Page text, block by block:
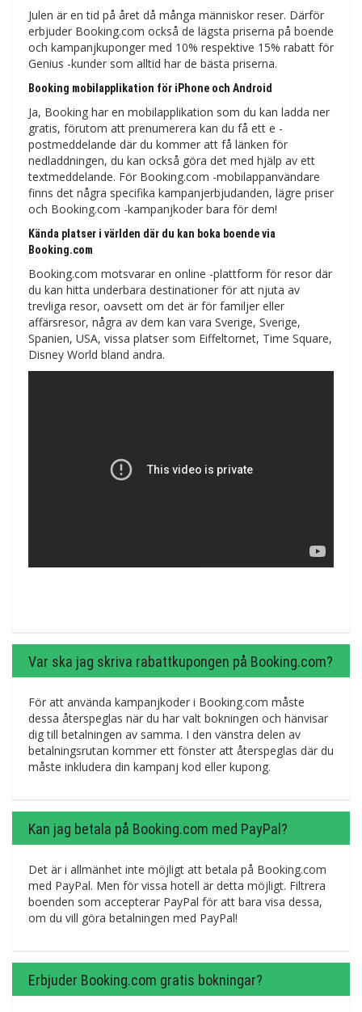
Julen är en tid på året då många människor reser. Därför
erbjuder Booking.com också de lägsta priserna på boende
och kampanjkuponger med 10% respektive 15% rabatt för
Genius -kunder som alltid har de bästa priserna.
Booking mobilapplikation för iPhone och Android
Ja, Booking har en mobilapplikation som du kan ladda ner
gratis, förutom att prenumerera kan du få ett e -
postmeddelande där du kommer att få länken för
nedladdningen, du kan också göra det med hjälp av ett
textmeddelande. För Booking.com -mobilappanvändare
finns det några specifika kampanjerbjudanden, lägre priser
och Booking.com -kampanjkoder bara för dem!
Kända platser i världen där du kan boka boende via
Booking.com
Booking.com motsvarar en online -plattform för resor där
du kan hitta underbara destinationer för att njuta av
trevliga resor, oavsett om det är för familjer eller
affärsresor, några av dem kan vara Sverige, Sverige,
Spanien, USA, vissa platser som Eiffeltornet, Time Square,
Disney World bland andra.
Var ska jag skriva rabattkupongen på Booking.com?
För att använda kampanjkoder i Booking.com måste
dessa återspeglas när du har valt bokningen och hänvisar
dig till betalningen av samma. I den vänstra delen av
betalningsrutan kommer ett fönster att återspeglas där du
måste inkludera din kampanj kod eller kupong.
Kan jag betala på Booking.com med PayPal?
Det är i allmänhet inte möjligt att betala på Booking.com
med PayPal. Men för vissa hotell är detta möjligt. Filtrera
boenden som accepterar PayPal för att bara visa dessa,
om du vill göra betalningen med PayPal!
Erbjuder Booking.com gratis bokningar?